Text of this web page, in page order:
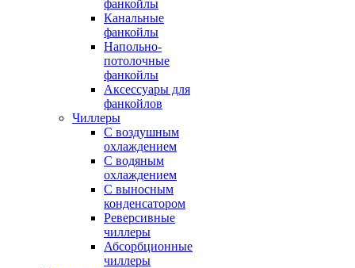
фанкойлы
Канальные
фанкойлы
Напольно-
потолочные
фанкойлы
Аксессуары для
фанкойлов
Чиллеры
С воздушным
охлаждением
С водяным
охлаждением
С выносным
конденсатором
Реверсивные
чиллеры
Абсорбционные
чиллеры